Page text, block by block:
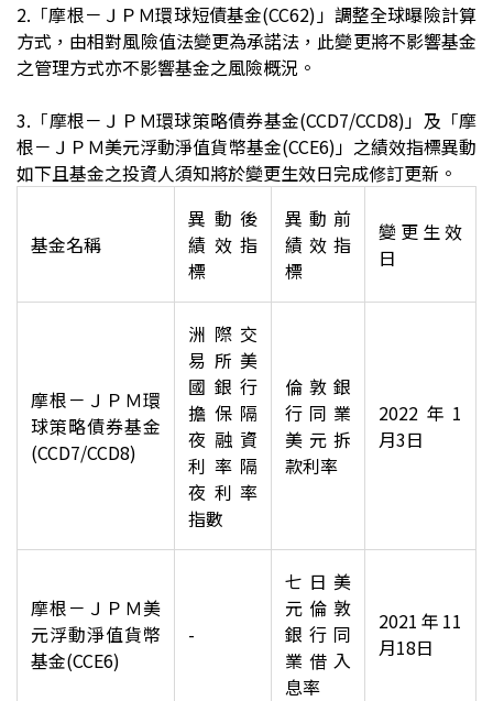
2. 「摩根－ＪＰＭ環球短債基金(CC62)」調整全球曝險計算
方式，由相對風險值法變更為承諾法，此變更將不影響基金
之管理方式亦不影響基金之風險概況。
3. 「摩根－ＪＰＭ環球策略債券基金(CCD7/CCD8)」及 「摩
根－ＪＰＭ美元浮動淨值貨幣基金(CCE6)」之績效指標異動
如下且基金之投資人須知將於變更生效日完成修訂更新。
基金名稱
異動後
績效指
標
異動前
績效指
標
變更生效
日
摩根－ＪＰＭ環
球策略債券基金
(CCD7/CCD8)
洲際交
易所美
國銀行
擔保隔
夜融資
利率隔
夜利率
指數
倫敦銀
行同業
美元拆
款利率
2022 年1
月3日
摩根－ＪＰＭ美
元浮動淨值貨幣
基金(CCE6)
-
七日美
元倫敦
銀行同
業借入
息率
2021 年11
月18日